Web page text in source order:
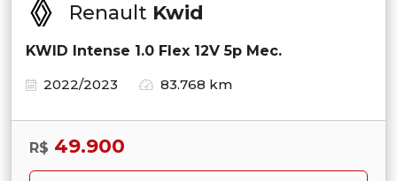
Renault Kwid
KWID Intense 1.0 Flex 12V 5p Mec.
2022/2023
83.768 km
R$ 49.900